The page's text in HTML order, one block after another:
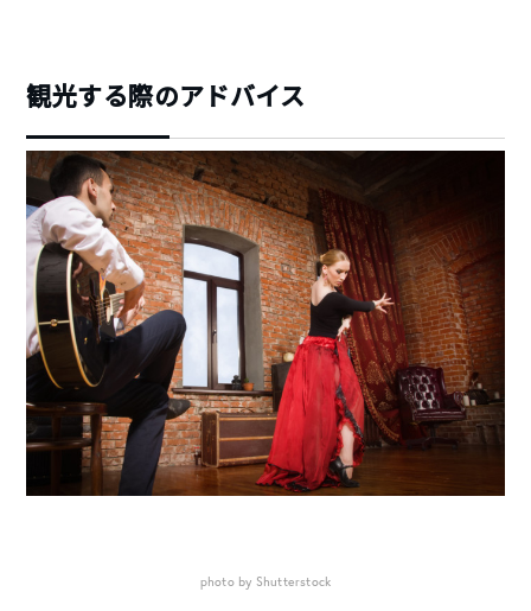
観光する際のアドバイス
photo by Shutterstock